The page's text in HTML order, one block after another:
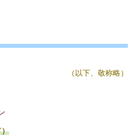
（以下、敬称略）
）